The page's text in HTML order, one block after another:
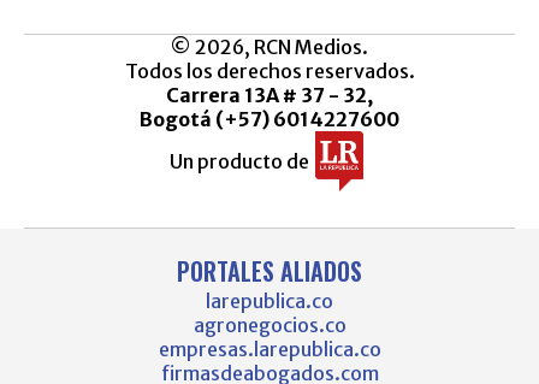
© 2026, RCN Medios.
Todos los derechos reservados.
Carrera 13A # 37 - 32,
Bogotá (+57) 6014227600
Un producto de
PORTALES ALIADOS
larepublica.co
agronegocios.co
empresas.larepublica.co
firmasdeabogados.com